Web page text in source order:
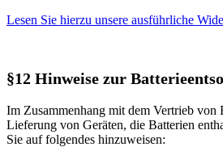
Lesen Sie hierzu unsere ausführliche
§12 Hinweise zur
Im Zusammenhang mit dem Vertrieb von
Lieferung von Geräten, die Batterien
Sie auf folgendes hinzuweisen: